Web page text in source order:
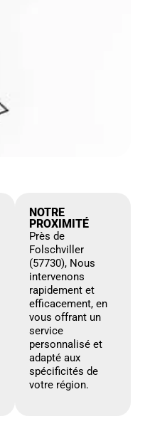
NOTRE
PROXIMITÉ
Près de
Folschviller
(57730), Nous
intervenons
rapidement et
efficacement, en
vous offrant un
service
personnalisé et
adapté aux
spécificités de
votre région.